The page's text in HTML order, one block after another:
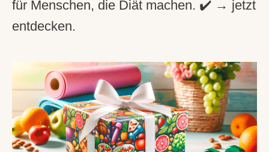
für Menschen, die Diät machen. ✔️ → jetzt
entdecken.